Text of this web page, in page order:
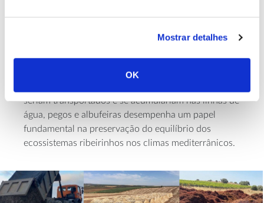
Mostrar detalhes
OK
superficial e ao aumento da infiltração, contribuem
seriam transportados e se acumulariam nas linhas de
água, pegos e albufeiras desempenha um papel
fundamental na preservação do equilíbrio dos
ecossistemas ribeirinhos nos climas mediterrânicos.